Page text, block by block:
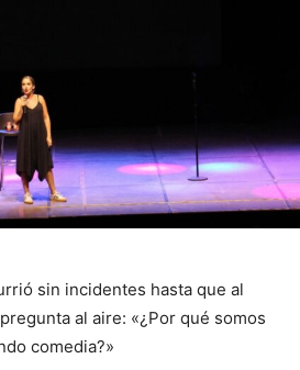
sin incidentes hasta que al
al aire: «¿Por qué somos
comedia?»